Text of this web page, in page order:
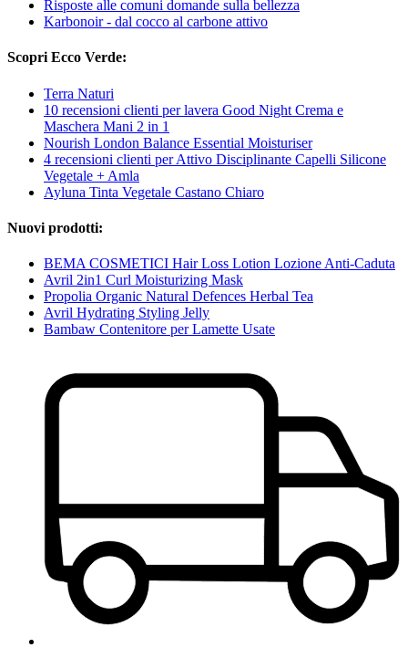
Risposte alle comuni domande sulla bellezza
Karbonoir - dal cocco al carbone attivo
Scopri Ecco Verde:
Terra Naturi
10 recensioni clienti per lavera Good Night Crema e
Maschera Mani 2 in 1
Nourish London Balance Essential Moisturiser
4 recensioni clienti per Attivo Disciplinante Capelli Silicone
Vegetale + Amla
Ayluna Tinta Vegetale Castano Chiaro
Nuovi prodotti:
BEMA COSMETICI Hair Loss Lotion Lozione Anti-Caduta
Avril 2in1 Curl Moisturizing Mask
Propolia Organic Natural Defences Herbal Tea
Avril Hydrating Styling Jelly
Bambaw Contenitore per Lamette Usate